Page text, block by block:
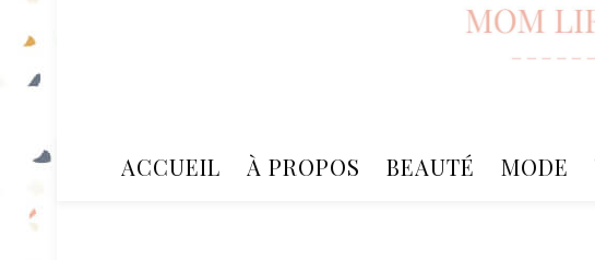
ACCUEIL À PROPOS BEAUTÉ MODE